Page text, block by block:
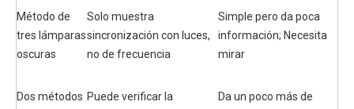
Método de
tres lámparas
oscuras
Solo muestra
sincronización con luces,
no de frecuencia
Simple pero da poca
información; Necesita
mirar
Dos métodos Puede verificar la
Da un poco más de